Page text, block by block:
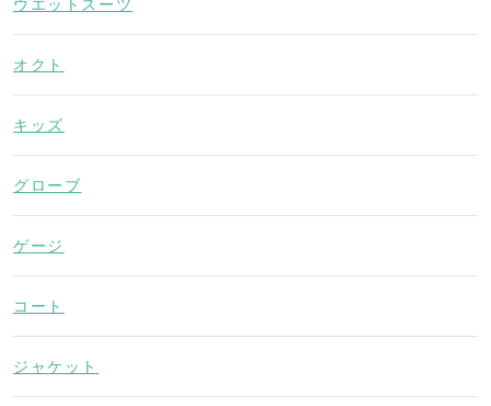
オクト
キッズ
グローブ
ゲージ
コート
ジャケット